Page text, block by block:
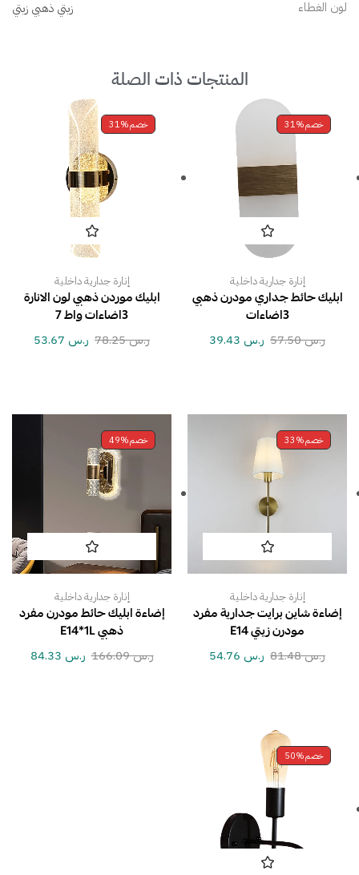
لون الغطاء زيتي ذهبي زيتي
المنتجات ذات الصلة
خصم31%
إنارة جدارية داخلية
ابليك حائط جداري مودرن ذهبي
3اضاءات
ر.س57.50 ر.س
خصم31%
إنارة جدارية داخلية
ابليك موردن ذهبي لون الانارة
3اضاءات واط 7
ر.س78.25 ر.س
خصم33%
إنارة جدارية داخلية
إضاءة شاين برايت جدارية مفرد
مودرن زيتي E14
ر.س81.48 ر.س
خصم49%
إنارة جدارية داخلية
إضاءة ابليك حائط مودرن مفرد
ذهبي E14*1L
ر.س166.09 ر.س
خصم50%